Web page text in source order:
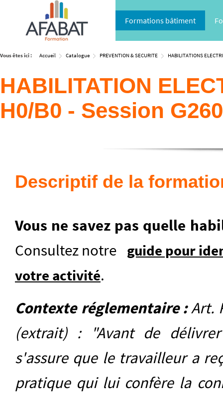
Formations bâtiment
Vous êtes ici : Accueil Catalogue PREVENTION & SECURITE HABILITATIONS
HABILITATION
H0/B0 - Session
Descriptif de la
Vous ne savez pas quelle
Consultez notre guide pour
votre activité.
Contexte réglementaire :Art.
(extrait) : "Avant de
s'assure que le travailleur a
pratique qui lui confère la